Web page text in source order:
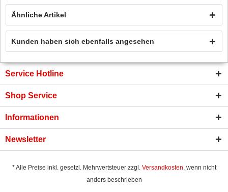
Ähnliche Artikel
Kunden haben sich ebenfalls angesehen
Service Hotline
Shop Service
Informationen
Newsletter
* Alle Preise inkl. gesetzl. Mehrwertsteuer zzgl. Versandkosten, wenn nicht
anders beschrieben